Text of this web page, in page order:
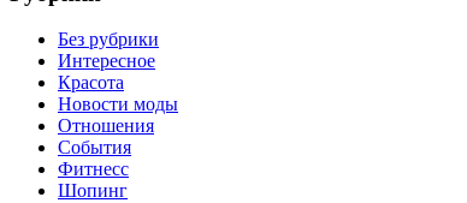
Без рубрики
Интересное
Красота
Новости моды
Отношения
События
Фитнесс
Шопинг